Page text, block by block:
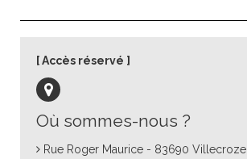
Où sommes-nous ?
Rue Roger Maurice - 83690 Villecroze
Accès réservé